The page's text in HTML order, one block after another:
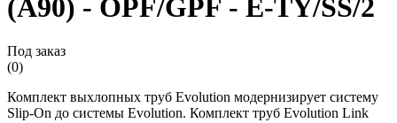
(A90) - OPF/GPF - E-TY/SS/2
Под заказ
(0)
Комплект выхлопных труб Evolution модернизирует систему
Slip-On до системы Evolution. Комплект труб Evolution Link